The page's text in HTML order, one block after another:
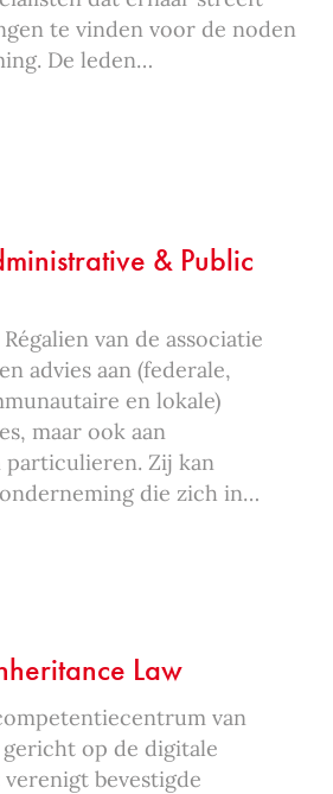
te vinden voor de noden
De leden…
& Public
van de associatie
advies aan (federale,
en lokale)
maar ook aan
Zij kan
die zich in…
Law
van
op de digitale
bevestigde